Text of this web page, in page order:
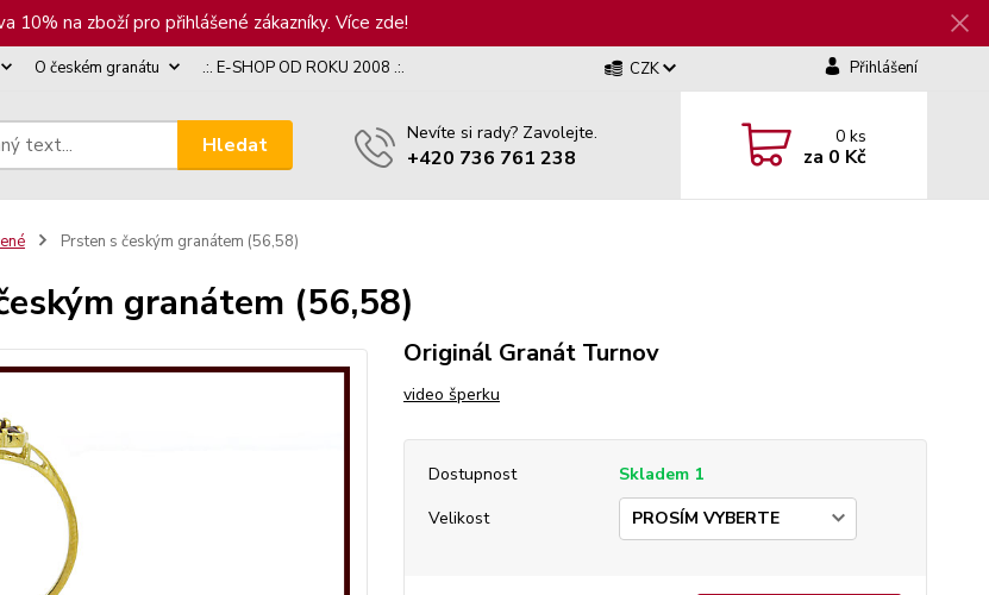
10% na zboží pro přihlášené zákazníky. Více zde!
O českém granátu .:. E-SHOP OD ROKU 2008 .:. CZK Přihlášení
Hledat Nevíte si rady? Zavolejte.
+420 736 761 238
0ks
za 0 Kč
Prsten s českým granátem (56,58)
granátem (56,58)
Originál Granát Turnov
video šperku
Dostupnost
Skladem 1
Velikost